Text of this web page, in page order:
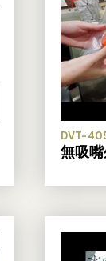
DVT-
無吸